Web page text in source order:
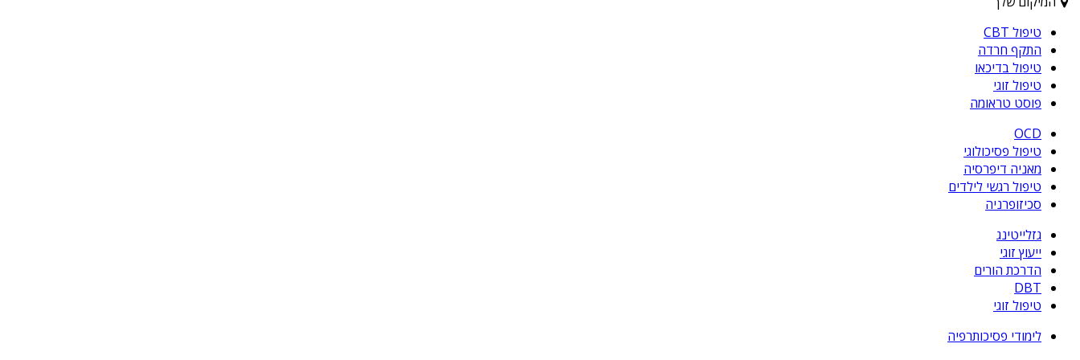
טיפול CBT
התקף חרדה
טיפול בדיכאו
טיפול זוגי
פוסט טראומה
OCD
טיפול פסיכולוגי
מאניה דיפרסיה
טיפול רגשי לילדים
סכיזופרניה
גזלייטינג
ייעוץ זוגי
הדרכת הורים
DBT
טיפול זוגי
לימודי פסיכותרפיה